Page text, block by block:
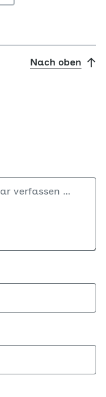
Nach oben